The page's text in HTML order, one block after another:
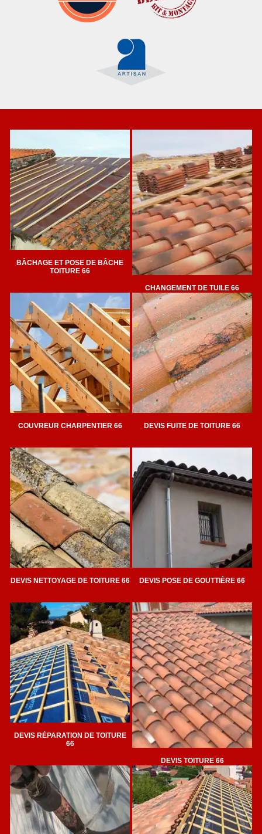
BÂCHAGE ET POSE DE BÂCHE
TOITURE 66
CHANGEMENT DE TUILE 66
COUVREUR CHARPENTIER 66 DEVIS FUITE DE TOITURE 66
DEVIS NETTOYAGE DE TOITURE 66 DEVIS POSE DE GOUTTIÈRE 66
DEVIS RÉPARATION DE TOITURE
66
DEVIS TOITURE 66